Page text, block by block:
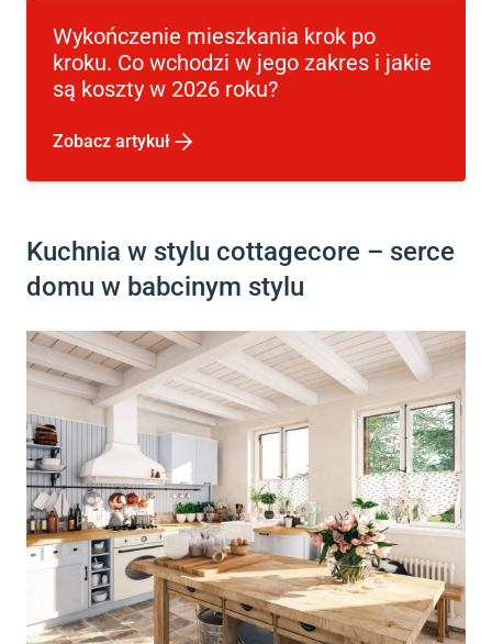
Wykończenie mieszkania krok po
kroku. Co wchodzi w jego zakres i jakie
są koszty w 2026 roku?
Zobacz artykuł
Kuchnia w stylu cottagecore – serce
domu w babcinym stylu